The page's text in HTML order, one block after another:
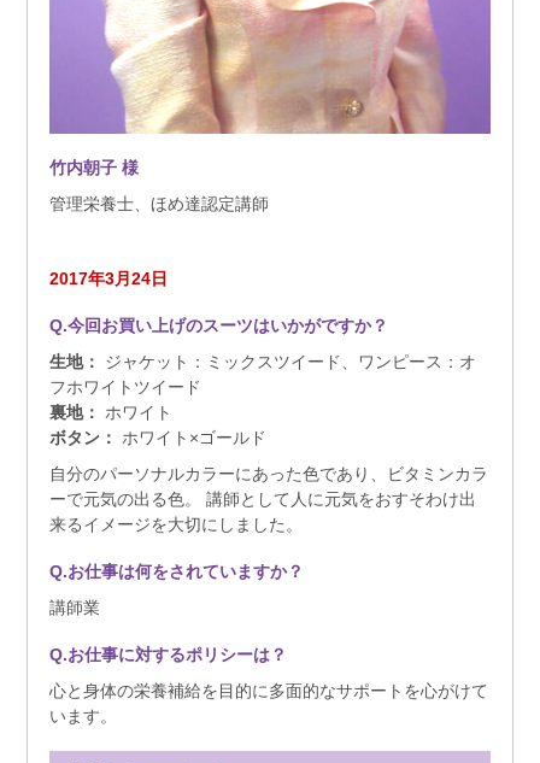
竹内朝子 様
管理栄養士、ほめ達認定講師
2017年3月24日
Q.今回お買い上げのスーツはいかがですか？
生地： ジャケット：ミックスツイード、ワンピース：オ
フホワイトツイード
裏地：ホワイト
ボタン：ホワイト×ゴールド
自分のパーソナルカラーにあった色であり、ビタミンカラ
ーで元気の出る色。 講師として人に元気をおすそわけ出
来るイメージを大切にしました。
Q.お仕事は何をされていますか？
講師業
Q.お仕事に対するポリシーは？
心と身体の栄養補給を目的に多面的なサポートを心がけて
います。